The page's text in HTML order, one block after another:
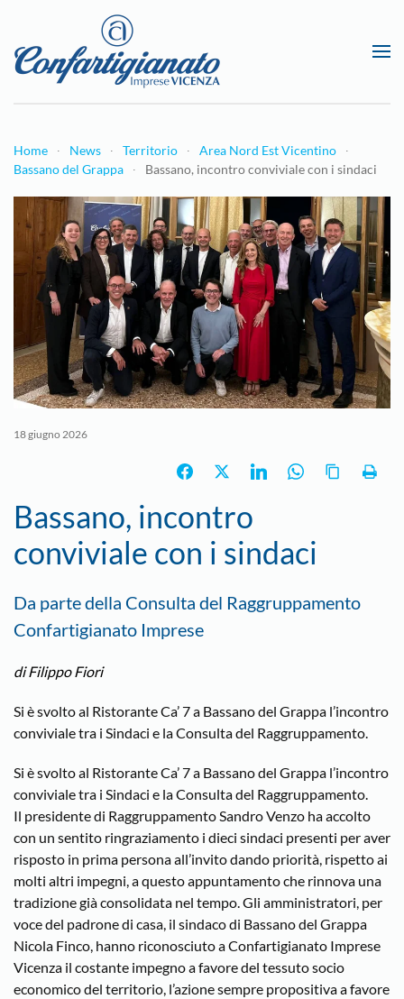
Passa al contenuto principale
Home News Territorio
Area Nord Est Vicentino
Bassano del Grappa
Bassano, i​​​​​​ncontro conviviale con i sindaci
18 giugno 2026
Bassano, i​​​​​​ncontro
conviviale con i sindaci
Da parte della Consulta del Raggruppamento
Confartigianato Imprese
di Filippo Fiori
Si è svolto al Ristorante Ca’ 7 a Bassano del Grappa l’incontro
conviviale tra i Sindaci e la Consulta del Raggruppamento.
Si è svolto al Ristorante Ca’ 7 a Bassano del Grappa l’incontro
conviviale tra i Sindaci e la Consulta del Raggruppamento.
Il presidente di Raggruppamento Sandro Venzo ha accolto
con un sentito ringraziamento i dieci sindaci presenti per aver
risposto in prima persona all’invito dando priorità, rispetto ai
molti altri impegni, a questo appuntamento che rinnova una
tradizione già consolidata nel tempo. Gli amministratori, per
voce del padrone di casa, il sindaco di Bassano del Grappa
Nicola Finco, hanno riconosciuto a Confartigianato Imprese
Vicenza il costante impegno a favore del tessuto socio
economico del territorio, l’azione sempre propositiva a favore